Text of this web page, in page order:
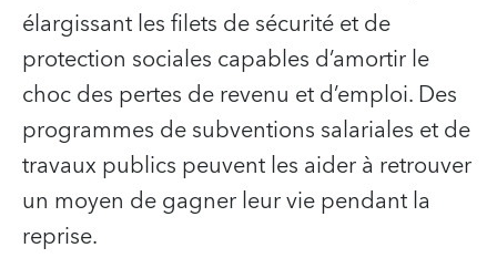
élargissant les filets de sécurité et de
protection sociales capables d’amortir le
choc des pertes de revenu et d’emploi. Des
programmes de subventions salariales et de
travaux publics peuvent les aider à retrouver
un moyen de gagner leur vie pendant la
reprise.